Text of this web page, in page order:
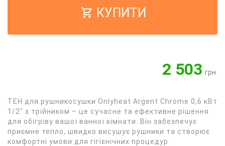
КУПИТИ
2 503 грн.
ТЕН для рушникосушки Onlyheat Argent Chrome 0,6 кВт
1/2" з трійником – це сучасне та ефективне рішення
для обігріву вашої ванної кімнати. Він забезпечує
приємне тепло, швидко висушує рушники та створює
комфортні умови для гігієнічних процедур.